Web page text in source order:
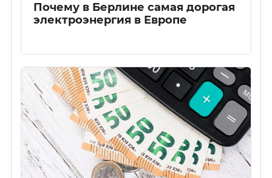
Почему в Берлине самая дорогая
электроэнергия в Европе